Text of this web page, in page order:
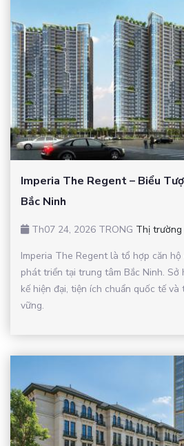
Imperia The Regent – Biểu
Bắc Ninh
Th07 24, 2026 TRONG Thị trường
Imperia The Regent là tổ hợp căn hộ
phát triển tại trung tâm Bắc Ninh. Sở
kế hiện đại, tiện ích chuẩn quốc tế và
vững.